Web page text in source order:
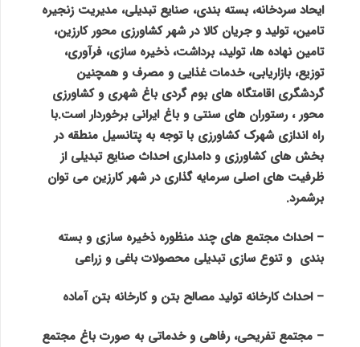
ایحاد سردخانه، بسته بندی، صنایع تبدیلی، مدیریت زنجیره
تامین، تولید و جریان کالا در شهر کشاورزی محور کارزین،
تامین نهاده ها، تولید، برداشت، ذخیره سازی، فرآوری،
توزیع، بازاریابی، خدمات غذایی و مصرف و همچنین
گردشگری اقامتگاه های بوم گردی باغ شهری و کشاورزی
محور ، رستوران های سنتی و باغ ایرانی برخوردار است.با
راه اندازی شهرک کشاورزی با توجه به پتانسیل منطقه در
بخش های کشاورزی و دامداری احداث صنایع تبدیلی از
ظرفیت های اصلی سرمایه گذاری در شهر کارزین می توان
برشمرد.
– احداث مجتمع های چند منظوره ذخیره سازی و بسته
بندی و تنوع سازی تبدیلی محصولات باغی و زراعی
– احداث کارخانه تولید مصالح بتن و کارخانه بتن آماده
– مجتمع تفریحی، رفاهی و خدماتی به صورت باغ مجتمع